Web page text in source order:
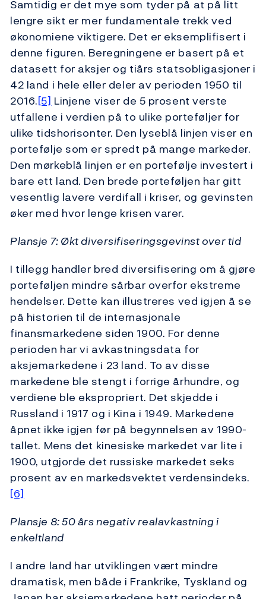
Samtidig er det mye som tyder på at på litt
lengre sikt er mer fundamentale trekk ved
økonomiene viktigere. Det er eksemplifisert i
denne figuren. Beregningene er basert på et
datasett for aksjer og tiårs statsobligasjoner i
42 land i hele eller deler av perioden 1950 til
2016.[5] Linjene viser de 5 prosent verste
utfallene i verdien på to ulike porteføljer for
ulike tidshorisonter. Den lyseblå linjen viser en
portefølje som er spredt på mange markeder.
Den mørkeblå linjen er en portefølje investert i
bare ett land. Den brede porteføljen har gitt
vesentlig lavere verdifall i kriser, og gevinsten
øker med hvor lenge krisen varer.
Plansje 7: Økt diversifiseringsgevinst over tid
I tillegg handler bred diversifisering om å gjøre
porteføljen mindre sårbar overfor ekstreme
hendelser. Dette kan illustreres ved igjen å se
på historien til de internasjonale
finansmarkedene siden 1900. For denne
perioden har vi avkastningsdata for
aksjemarkedene i 23 land. To av disse
markedene ble stengt i forrige århundre, og
verdiene ble ekspropriert. Det skjedde i
Russland i 1917 og i Kina i 1949. Markedene
åpnet ikke igjen før på begynnelsen av 1990-
tallet. Mens det kinesiske markedet var lite i
1900, utgjorde det russiske markedet seks
prosent av en markedsvektet verdensindeks.
[6]
Plansje 8: 50 års negativ realavkastning i
enkeltland
I andre land har utviklingen vært mindre
dramatisk, men både i Frankrike, Tyskland og